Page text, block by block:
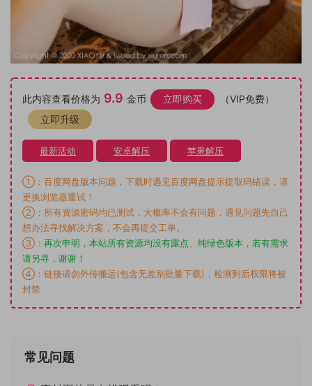
此内容查看价格为 9.9 金币 立即购买
（VIP免费）
立即升级
最新活动 安卓解压 苹果解压
①：百度网盘版本问题，下载时遇见百度网盘提示提取码错误，请
更换浏览器重试！
②：所有资源密码均已测试，大概率不会有问题，遇见问题先自己
想办法寻找解决方案，不会再提交工单。
③： 再次申明，本站所有资源均没有露点、纯绿色版本，若有需求
请另寻，谢谢！
④：链接请勿外传搬运(包含无差别批量下载)，检测到后权限将被
封禁
常见问题